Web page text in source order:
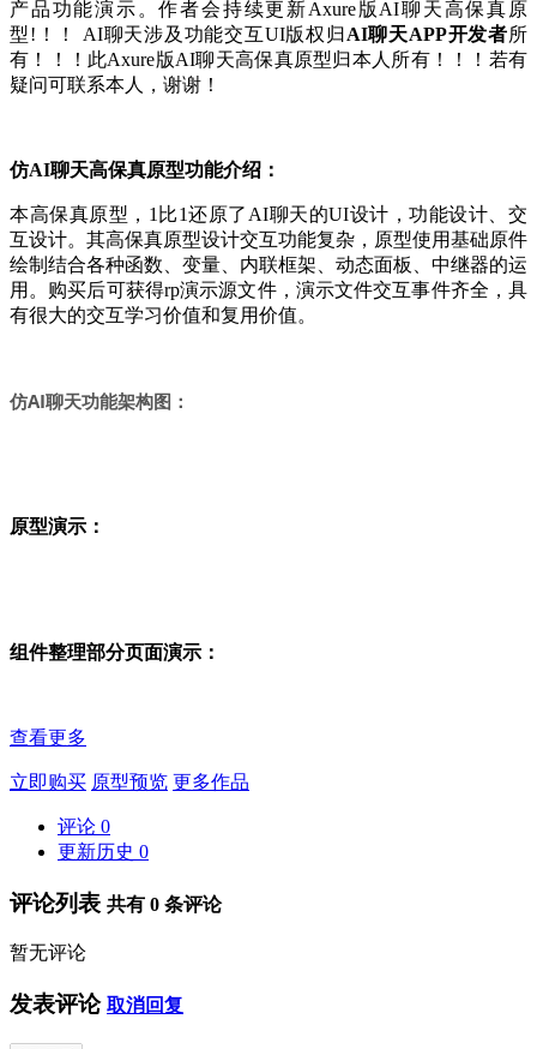
产品功能演示。作者会持续更新Axure版AI聊天高保真原
型!！！ AI聊天涉及功能交互UI版权归 AI聊天APP开发者所
有！！！此Axure版AI聊天高保真原型归本人所有！！！若有
疑问可联系本人，谢谢！
仿AI聊天高保真原型功能介绍：
本高保真原型，1比1还原了AI聊天的UI设计，功能设计、交
互设计。其高保真原型设计交互功能复杂，原型使用基础原件
绘制结合各种函数、变量、内联框架、动态面板、中继器的运
用。购买后可获得rp演示源文件，演示文件交互事件齐全，具
有很大的交互学习价值和复用价值。
仿AI聊天功能架构图：
原型演示：
组件整理部分页面演示：
查看更多
立即购买 原型预览 更多作品
评论 0
更新历史 0
评论列表 共有 0 条评论
暂无评论
发表评论 取消回复